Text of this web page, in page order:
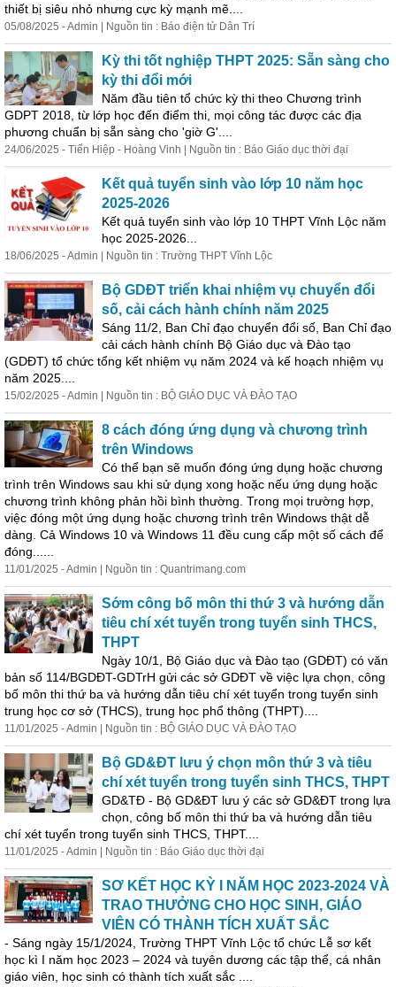
thiết bị siêu nhỏ nhưng cực kỳ mạnh mẽ....
05/08/2025 - Admin | Nguồn tin : Báo điện tử Dân Trí
Kỳ thi tốt nghiệp THPT 2025: Sẵn sàng cho
kỳ thi đổi mới
Năm đầu tiên tổ chức kỳ thi theo Chương trình
GDPT 2018, từ lớp học đến điểm thi, mọi công tác được các địa
phương chuẩn bị sẵn sàng cho 'giờ G'....
24/06/2025 - Tiến Hiệp - Hoàng Vinh | Nguồn tin : Báo Giáo dục thời đại
Kết quả tuyển sinh vào lớp 10 năm học
2025-2026
Kết quả tuyển sinh vào lớp 10 THPT Vĩnh Lộc năm
học 2025-2026...
18/06/2025 - Admin | Nguồn tin : Trường THPT Vĩnh Lộc
Bộ GDĐT triển khai nhiệm vụ chuyển đổi
số, cải cách hành chính năm 2025
Sáng 11/2, Ban Chỉ đạo chuyển đổi số, Ban Chỉ đạo
cải cách hành chính Bộ Giáo dục và Đào tạo
(GDĐT) tổ chức tổng kết nhiệm vụ năm 2024 và kế hoạch nhiệm vụ
năm 2025....
15/02/2025 - Admin | Nguồn tin : BỘ GIÁO DỤC VÀ ĐÀO TẠO
8 cách đóng ứng dụng và chương trình
trên Windows
Có thể bạn sẽ muốn đóng ứng dụng hoặc chương
trình trên Windows sau khi sử dụng xong hoặc nếu ứng dụng hoặc
chương trình không phản hồi bình thường. Trong mọi trường hợp,
việc đóng một ứng dụng hoặc chương trình trên Windows thật dễ
dàng. Cả Windows 10 và Windows 11 đều cung cấp một số cách để
đóng......
11/01/2025 - Admin | Nguồn tin : Quantrimang.com
Sớm công bố môn thi thứ 3 và hướng dẫn
tiêu chí xét tuyển trong tuyển sinh THCS,
THPT
Ngày 10/1, Bộ Giáo dục và Đào tạo (GDĐT) có văn
bản số 114/BGDĐT-GDTrH gửi các sở GDĐT về việc lựa chọn, công
bố môn thi thứ ba và hướng dẫn tiêu chí xét tuyển trong tuyển sinh
trung học cơ sở (THCS), trung học phổ thông (THPT)....
11/01/2025 - Admin | Nguồn tin : BỘ GIÁO DỤC VÀ ĐÀO TẠO
Bộ GD&ĐT lưu ý chọn môn thứ 3 và tiêu
chí xét tuyển trong tuyển sinh THCS, THPT
GD&TĐ - Bộ GD&ĐT lưu ý các sở GD&ĐT trong lựa
chọn, công bố môn thi thứ ba và hướng dẫn tiêu
chí xét tuyển trong tuyển sinh THCS, THPT....
11/01/2025 - Admin | Nguồn tin : Báo Giáo dục thời đại
SƠ KẾT HỌC KỲ I NĂM HỌC 2023-2024 VÀ
TRAO THƯỞNG CHO HỌC SINH, GIÁO
VIÊN CÓ THÀNH TÍCH XUẤT SẮC
- Sáng ngày 15/1/2024, Trường THPT Vĩnh Lộc tổ chức Lễ sơ kết
học kì I năm học 2023 – 2024 và tuyên dương các tập thể, cá nhân
giáo viên, học sinh có thành tích xuất sắc ....